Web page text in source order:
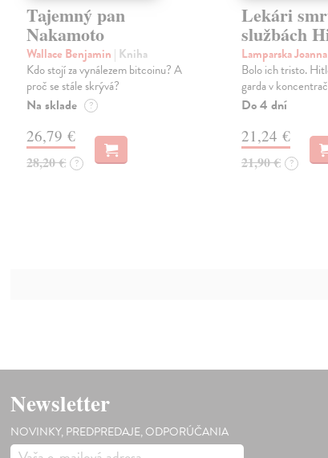
Tajemný pan
Nakamoto
Wallace Benjamin | Kniha
Kdo stojí za vynálezem bitcoinu? A
proč se stále skrývá?
Na sklade ?
26,79 €
28,20 € ?
Lekári
službách
Lamparska Joanna
Bolo ich tristo.
garda v
Do 4 dní
21,24 €
21,90 € ?
Newsletter
NOVINKY, PREDPREDAJE, ODPORÚČANIA